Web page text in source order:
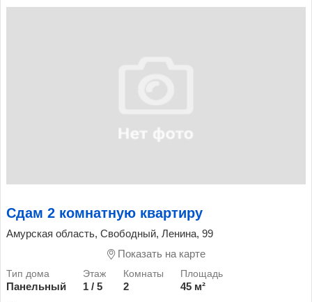
Сдам 2 комнатную квартиру
Амурская область, Свободный, Ленина, 99
Показать на карте
Панельный 1 / 5 2
45 м²